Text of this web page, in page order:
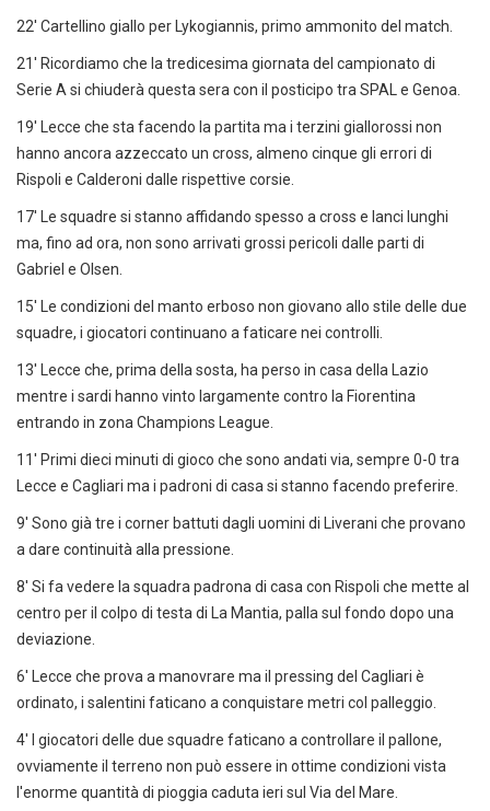
22' Cartellino giallo per Lykogiannis, primo ammonito del match.
21' Ricordiamo che la tredicesima giornata del campionato di
Serie A si chiuderà questa sera con il posticipo tra SPAL e Genoa.
19' Lecce che sta facendo la partita ma i terzini giallorossi non
hanno ancora azzeccato un cross, almeno cinque gli errori di
Rispoli e Calderoni dalle rispettive corsie.
17' Le squadre si stanno affidando spesso a cross e lanci lunghi
ma, fino ad ora, non sono arrivati grossi pericoli dalle parti di
Gabriel e Olsen.
15' Le condizioni del manto erboso non giovano allo stile delle due
squadre, i giocatori continuano a faticare nei controlli.
13' Lecce che, prima della sosta, ha perso in casa della Lazio
mentre i sardi hanno vinto largamente contro la Fiorentina
entrando in zona Champions League.
11' Primi dieci minuti di gioco che sono andati via, sempre 0-0 tra
Lecce e Cagliari ma i padroni di casa si stanno facendo preferire.
9' Sono già tre i corner battuti dagli uomini di Liverani che provano
a dare continuità alla pressione.
8' Si fa vedere la squadra padrona di casa con Rispoli che mette al
centro per il colpo di testa di La Mantia, palla sul fondo dopo una
deviazione.
6' Lecce che prova a manovrare ma il pressing del Cagliari è
ordinato, i salentini faticano a conquistare metri col palleggio.
4' I giocatori delle due squadre faticano a controllare il pallone,
ovviamente il terreno non può essere in ottime condizioni vista
l'enorme quantità di pioggia caduta ieri sul Via del Mare.